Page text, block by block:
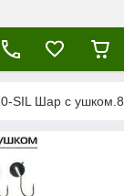
SIL Шар с